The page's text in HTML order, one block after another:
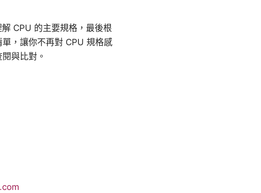
CPU 的主要規格，最後根
，讓你不再對 CPU 規格感
與比對。